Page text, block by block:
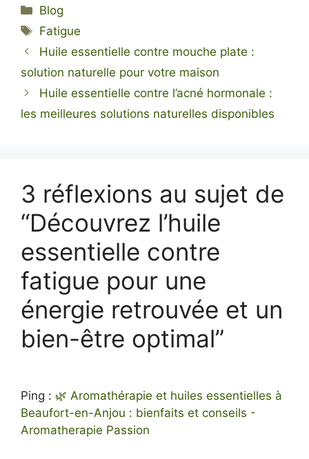
Catégories
Blog
Étiquettes
Fatigue
Huile essentielle contre mouche plate :
solution naturelle pour votre maison
Huile essentielle contre l’acné hormonale :
les meilleures solutions naturelles disponibles
3 réflexions au sujet de
“Découvrez l’huile
essentielle contre
fatigue pour une
énergie retrouvée et un
bien-être optimal”
Ping : 🌿 Aromathérapie et huiles essentielles à
Beaufort-en-Anjou : bienfaits et conseils -
Aromatherapie Passion